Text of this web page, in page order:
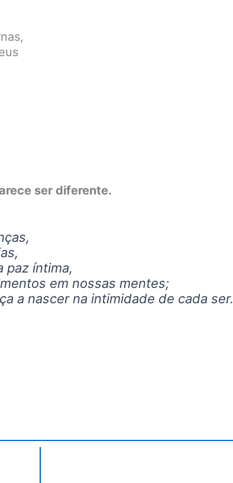
ser diferente.
paz íntima,
em nossas mentes;
a nascer na intimidade de cada ser.